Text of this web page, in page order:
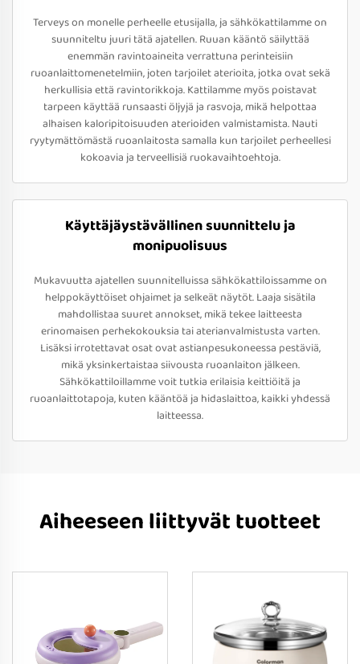
Terveys on monelle perheelle etusijalla, ja sähkökattilamme on
suunniteltu juuri tätä ajatellen. Ruuan kääntö säilyttää
enemmän ravintoaineita verrattuna perinteisiin
ruoanlaittomenetelmiin, joten tarjoilet aterioita, jotka ovat sekä
herkullisia että ravintorikkoja. Kattilamme myös poistavat
tarpeen käyttää runsaasti öljyjä ja rasvoja, mikä helpottaa
alhaisen kaloripitoisuuden aterioiden valmistamista. Nauti
ryytymättömästä ruoanlaitosta samalla kun tarjoilet perheellesi
kokoavia ja terveellisiä ruokavaihtoehtoja.
Käyttäjäystävällinen suunnittelu ja
monipuolisuus
Mukavuutta ajatellen suunnitelluissa sähkökattiloissamme on
helppokäyttöiset ohjaimet ja selkeät näytöt. Laaja sisätila
mahdollistaa suuret annokset, mikä tekee laitteesta
erinomaisen perhekokouksia tai aterianvalmistusta varten.
Lisäksi irrotettavat osat ovat astianpesukoneessa pestäviä,
mikä yksinkertaistaa siivousta ruoanlaiton jälkeen.
Sähkökattiloillamme voit tutkia erilaisia keittiöitä ja
ruoanlaittotapoja, kuten kääntöä ja hidaslaittoa, kaikki yhdessä
laitteessa.
Aiheeseen liittyvät tuotteet